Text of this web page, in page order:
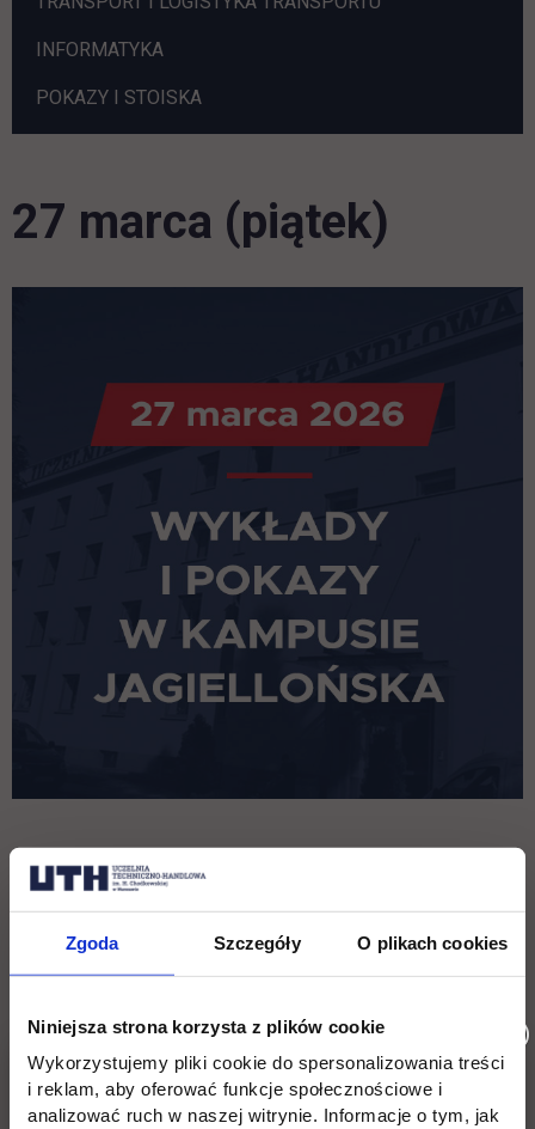
Zgoda Szczegóły O plikach cookies
Niniejsza strona korzysta z plików cookie
Wykorzystujemy pliki cookie do spersonalizowania treści
i reklam, aby oferować funkcje społecznościowe i
analizować ruch w naszej witrynie. Informacje o tym, jak
INFORMATYKA
POKAZY I STOISKA
27 marca (piątek)